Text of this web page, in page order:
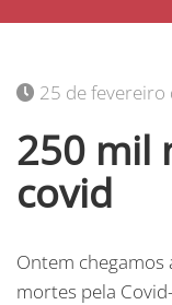
25 de fevereiro
250 mil
covid
Ontem
mortes pela